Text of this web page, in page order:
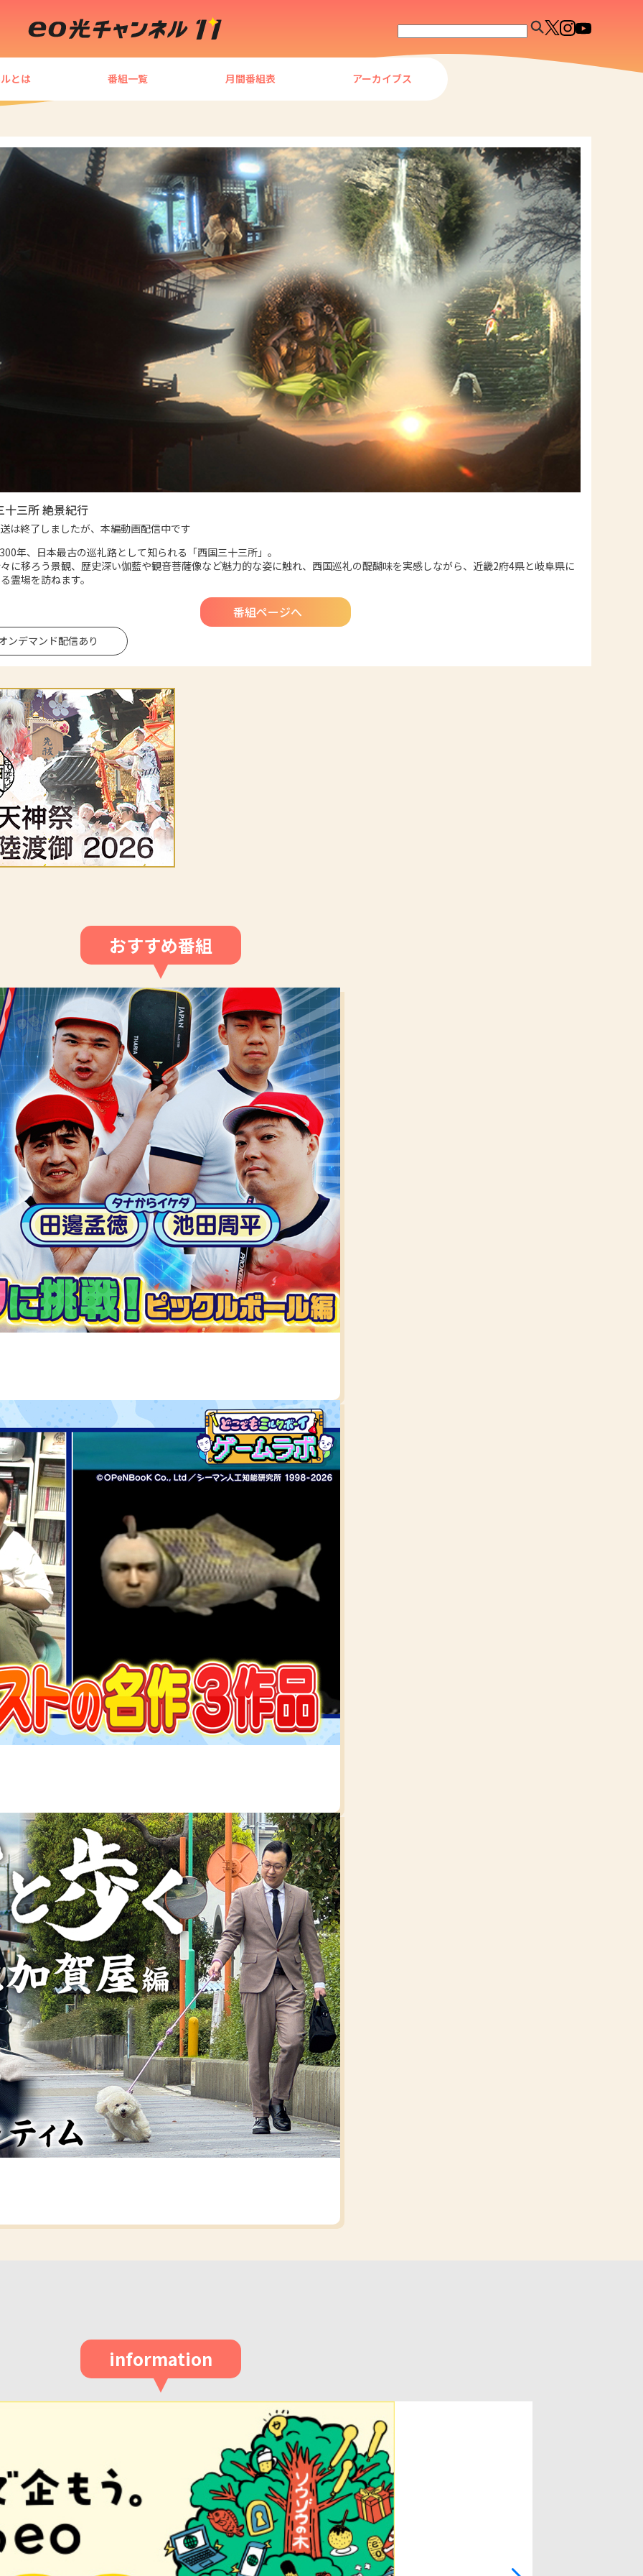
とは 番組一覧 月間番組表 アーカイブス
十三所 絶景紀行
は終了しましたが、本編動画配信中です
年、日本最古の巡礼路として知られる「西国三十三所」。
に移ろう景観、歴史深い伽藍や観音菩薩像など魅力的な姿に触れ、西国巡礼の醍醐味を実感しながら、近畿2府4県と岐阜県に
霊場を訪ねます。
番組ページへ
ンデマンド配信あり
おすすめ番組
information